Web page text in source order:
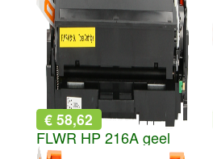
€ 58,62
FLWR HP 216A geel